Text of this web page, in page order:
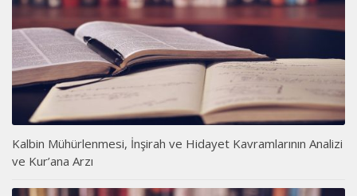
Kalbin Mühürlenmesi, İnşirah ve Hidayet Kavramlarının Analizi
ve Kur’ana Arzı